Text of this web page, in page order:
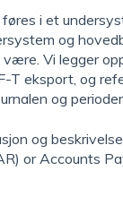
i et
og
Vi legger
T eksport, og
og
og
or Accounts